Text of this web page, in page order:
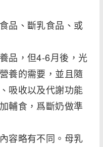
品、斷乳食品、或
品，但4-6月後，光
養的需要，並且隨
吸收以及代謝功能
輔食，爲斷奶做準
容略有不同。母乳